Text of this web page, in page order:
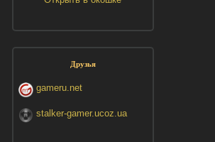
Друзья
gameru.net
stalker-gamer.ucoz.ua